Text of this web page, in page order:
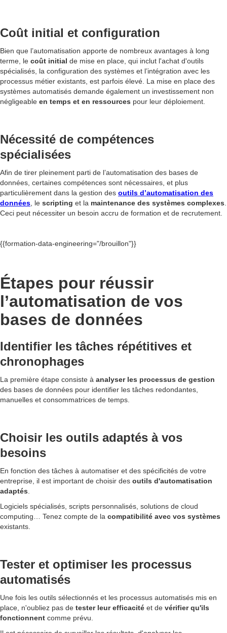
Coût initial et configuration
Bien que l’automatisation apporte de nombreux avantages à long
terme, le coût initial de mise en place, qui inclut l'achat d'outils
spécialisés, la configuration des systèmes et l’intégration avec les
processus métier existants, est parfois élevé. La mise en place des
systèmes automatisés demande également un investissement non
négligeable en temps et en ressources pour leur déploiement.
Nécessité de compétences
spécialisées
Afin de tirer pleinement parti de l’automatisation des bases de
données, certaines compétences sont nécessaires, et plus
particulièrement dans la gestion des outils d’automatisation des
données , le scripting et la maintenance des systèmes complexes
Ceci peut nécessiter un besoin accru de formation et de recrutement.
{{formation-data-engineering="/brouillon"}}
Étapes pour réussir
l’automatisation de vos
bases de données
Identifier les tâches répétitives et
chronophages
La première étape consiste à analyser les processus de gestion
des bases de données pour identifier les tâches redondantes,
manuelles et consommatrices de temps.
Choisir les outils adaptés à vos
besoins
En fonction des tâches à automatiser et des spécificités de votre
entreprise, il est important de choisir des outils d'automatisation
adaptés
Logiciels spécialisés, scripts personnalisés, solutions de cloud
computing… Tenez compte de la compatibilité avec vos systèmes
existants.
Tester et optimiser les processus
automatisés
Une fois les outils sélectionnés et les processus automatisés mis en
place, n'oubliez pas de tester leur efficacité et de vérifier qu'ils
fonctionnent comme prévu.